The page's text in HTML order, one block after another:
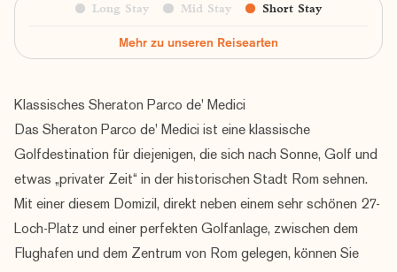
Long Stay Mid Stay Short Stay
Mehr zu unseren Reisearten
Klassisches Sheraton Parco de' Medici
Das Sheraton Parco de' Medici ist eine klassische
Golfdestination für diejenigen, die sich nach Sonne, Golf und
etwas „privater Zeit“ in der historischen Stadt Rom sehnen.
Mit einer diesem Domizil, direkt neben einem sehr schönen 27-
Loch-Platz und einer perfekten Golfanlage, zwischen dem
Flughafen und dem Zentrum von Rom gelegen, können Sie